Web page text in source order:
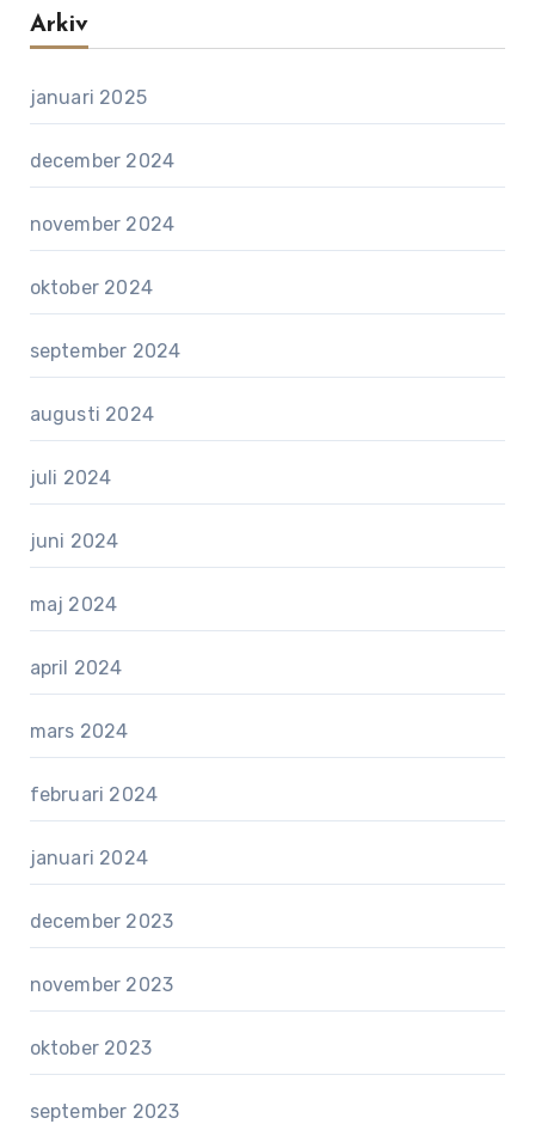
Arkiv
januari 2025
december 2024
november 2024
oktober 2024
september 2024
augusti 2024
juli 2024
juni 2024
maj 2024
april 2024
mars 2024
februari 2024
januari 2024
december 2023
november 2023
oktober 2023
september 2023